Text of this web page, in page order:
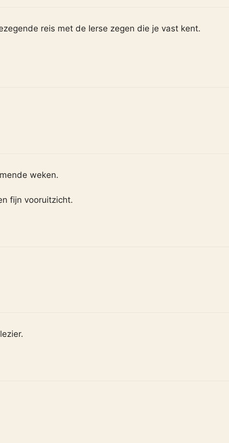
reis met de Ierse zegen die je vast kent.
weken.
fijn vooruitzicht.